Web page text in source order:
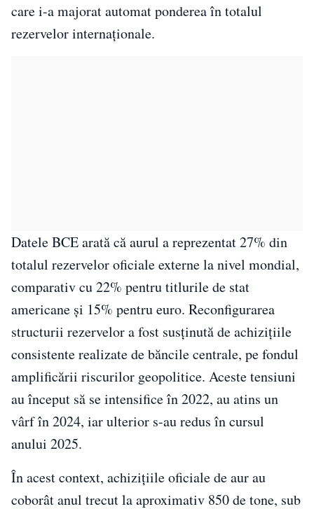
care i-a majorat automat ponderea în totalul
rezervelor internaționale.
Datele BCE arată că aurul a reprezentat 27% din
totalul rezervelor oficiale externe la nivel mondial,
comparativ cu 22% pentru titlurile de stat
americane și 15% pentru euro. Reconfigurarea
structurii rezervelor a fost susținută de achizițiile
consistente realizate de băncile centrale, pe fondul
amplificării riscurilor geopolitice. Aceste tensiuni
au început să se intensifice în 2022, au atins un
vârf în 2024, iar ulterior s-au redus în cursul
anului 2025.
În acest context, achizițiile oficiale de aur au
coborât anul trecut la aproximativ 850 de tone, sub